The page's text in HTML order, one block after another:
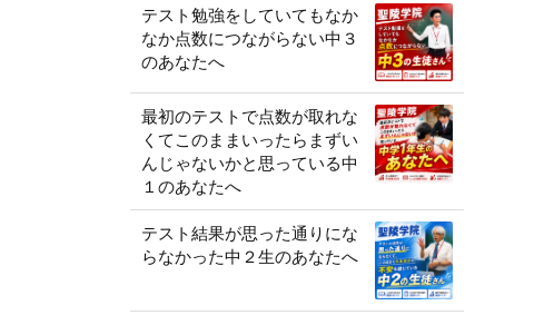
テスト勉強をしていてもなか
なか点数につながらない中３
のあなたへ
最初のテストで点数が取れな
くてこのままいったらまずい
んじゃないかと思っている中
１のあなたへ
テスト結果が思った通りにな
らなかった中２生のあなたへ